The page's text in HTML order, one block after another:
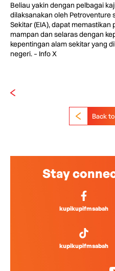
Beliau yakin dengan pelbagai
dilaksanakan oleh Petroventure
Sekitar (EIA), dapat
mampan dan selaras dengan
kepentingan alam sekitar yang
negeri. – Info X
Back
Stay
kupikupifmsabah
kupikupifmsabah